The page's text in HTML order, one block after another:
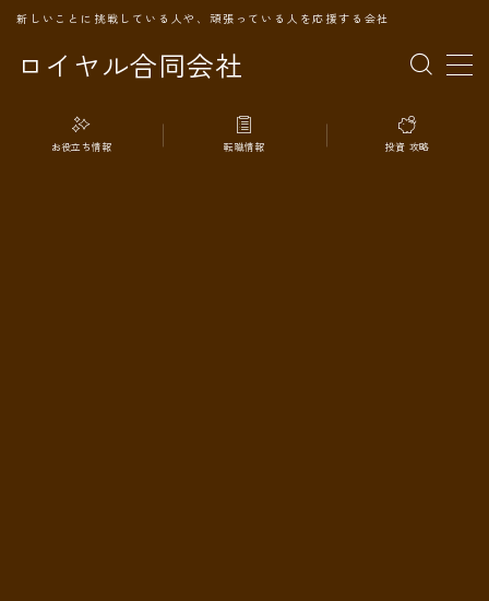
ロイヤル合同会社
新しいことに挑戦している人や、頑張っている人を応援する会社
MENU
TOPページ
お役立ち情報 転職情報 投資 攻略